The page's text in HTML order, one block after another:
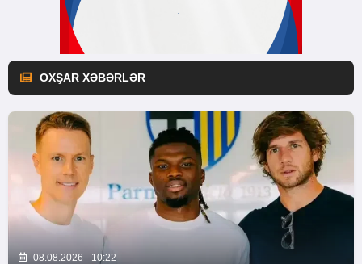
OXŞAR XƏBƏRLƏR
08.08.2026 - 10:22